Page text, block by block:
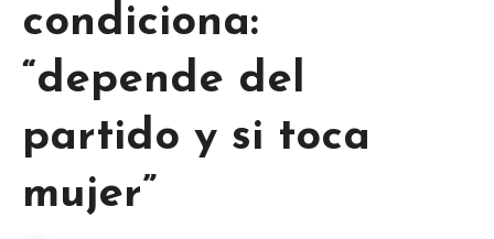
condiciona:
“depende del
partido y si toca
mujer”